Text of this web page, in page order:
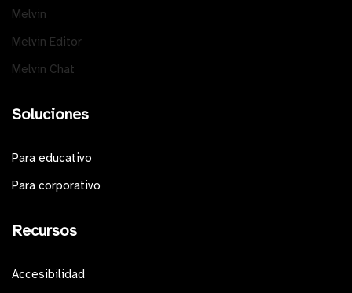
Melvin
Melvin Editor
Melvin Chat
Soluciones
Para educativo
Para corporativo
Recursos
Accesibilidad